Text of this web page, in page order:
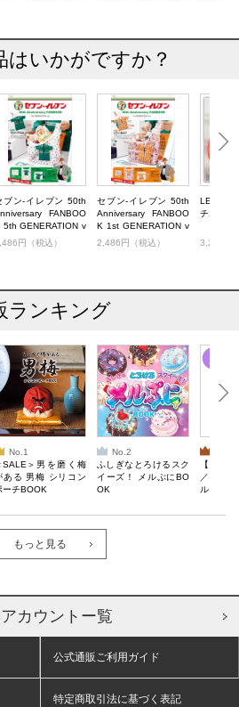
はいかがですか？
ブン‐イレブン 50th
FANBOO
5th GENERATION v
円（税込）
セブン‐イレブン 50th
Anniversary FANBOO
K 1st GENERATION v
er.
2,486円（税込）
LE
チボック
3,278円
ランキング
No.1
SALE＞男を磨く梅
ある 男梅 シリコン
ーチBOOK
No.2
ふしぎなとろけるスク
イーズ！ メルぷにBO
OK
【
／Lサ
ル）【
労回復ウ
もっと見る
カウントー覧
公式通販ご利用ガイド
特定商取引法に基づく表記